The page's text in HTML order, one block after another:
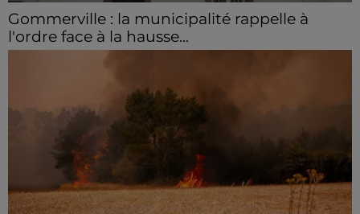
Gommerville : la municipalité rappelle à
l'ordre face à la hausse...
Incrustation de déchets, déjections sur les sites
hausse des incivilités, la mairie de Gommerville
hausse...